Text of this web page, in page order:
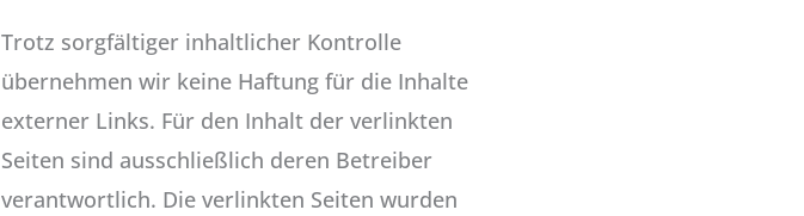
Trotz sorgfältiger inhaltlicher Kontrolle
übernehmen wir keine Haftung für die Inhalte
externer Links. Für den Inhalt der verlinkten
Seiten sind ausschließlich deren Betreiber
verantwortlich. Die verlinkten Seiten wurden